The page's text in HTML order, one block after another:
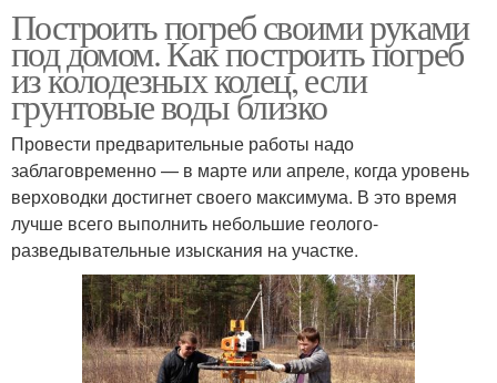
Построить погреб своими руками
под домом. Как построить погреб
из колодезных колец, если
грунтовые воды близко
Провести предварительные работы надо
заблаговременно — в марте или апреле, когда уровень
верховодки достигнет своего максимума. В это время
лучше всего выполнить небольшие геолого-
разведывательные изыскания на участке.